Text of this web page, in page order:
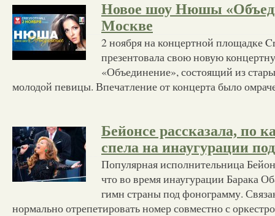
Новое шоу Нюшы
Москве
2 ноября на концертной площадке
презентовала свою новую
«Объединение», состоящий из
молодой певицы. Впечатление от концерта было
Бейонсе рассказала, по
спела на инаугурации
Популярная исполнительница
что во время инаугурации Барака
гимн страны под фонограмму.
нормально отрепетировать номер совместно с